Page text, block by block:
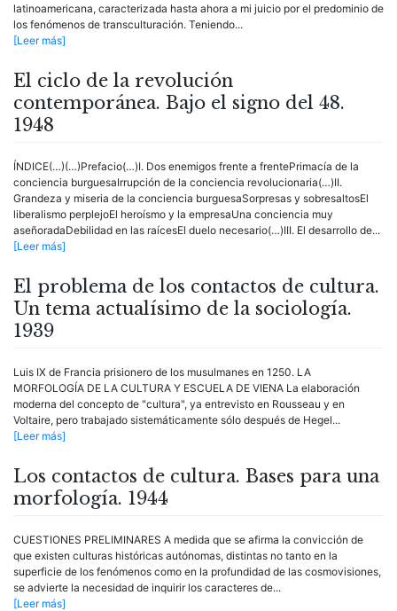
latinoamericana, caracterizada hasta ahora a mi juicio por el predominio de
los fenómenos de transculturación. Teniendo...
[Leer más]
El ciclo de la revolución
contemporánea. Bajo el signo del 48.
1948
ÍNDICE(…)(…)Prefacio(…)I. Dos enemigos frente a frentePrimacía de la
conciencia burguesaIrrupción de la conciencia revolucionaria(…)II.
Grandeza y miseria de la conciencia burguesaSorpresas y sobresaltosEl
liberalismo perplejoEl heroísmo y la empresaUna conciencia muy
aseñoradaDebilidad en las raícesEl duelo necesario(…)III. El desarrollo de...
[Leer más]
El problema de los contactos de cultura.
Un tema actualísimo de la sociología.
1939
Luis IX de Francia prisionero de los musulmanes en 1250. LA
MORFOLOGÍA DE LA CULTURA Y ESCUELA DE VIENA La elaboración
moderna del concepto de "cultura", ya entrevisto en Rousseau y en
Voltaire, pero trabajado sistemáticamente sólo después de Hegel...
[Leer más]
Los contactos de cultura. Bases para una
morfología. 1944
CUESTIONES PRELIMINARES A medida que se afirma la convicción de
que existen culturas históricas autónomas, distintas no tanto en la
superficie de los fenómenos como en la profundidad de las cosmovisiones,
se advierte la necesidad de inquirir los caracteres de...
[Leer más]